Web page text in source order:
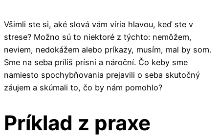
Všimli ste si, aké slová vám víria hlavou, keď ste v
strese? Možno sú to niektoré z týchto: nemôžem,
neviem, nedokážem alebo príkazy, musím, mal by som.
Sme na seba príliš prísni a nároční. Čo keby sme
namiesto spochybňovania prejavili o seba skutočný
záujem a skúmali to, čo by nám pomohlo?
Príklad z praxe